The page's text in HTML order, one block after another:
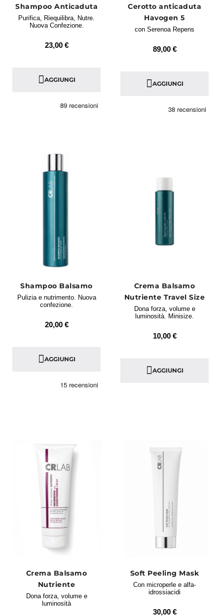
Shampoo Anticaduta
Purifica, Riequilibra, Nutre.
Nuova Confezione.
23,00 €
AGGIUNGI
Cerotto anticaduta
Havogen 5
con Serenoa Repens
89,00 €
AGGIUNGI
Shampoo Balsamo
Pulizia e nutrimento. Nuova
confezione.
20,00 €
AGGIUNGI
Crema Balsamo
Nutriente Travel Size
Dona forza, volume e
luminosità. Minisize.
10,00 €
AGGIUNGI
Crema Balsamo
Nutriente
Dona forza, volume e
luminosità
Soft Peeling Mask
Con microperle e alfa-
idrossiacidi
30,00 €